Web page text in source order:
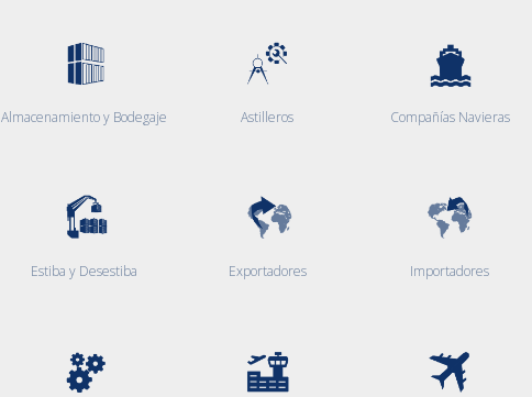
Almacenamiento y Bodegaje Astilleros Compañías Navieras
Estiba y Desestiba Exportadores Importadores